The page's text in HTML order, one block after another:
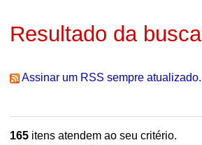
Resultado da busca
Assinar um RSS sempre atualizado.
165itens atendem ao seu critério.